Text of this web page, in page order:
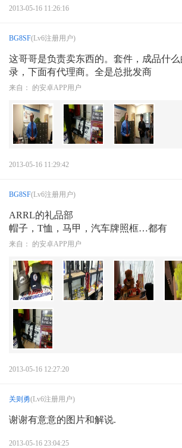
2013-05-16 11:26:16
BG8SF(Lv6注册用户)
这哥哥是负责卖东西的。套件，成品什么
录，下面有代理商。全是总批发商
来自： 的安卓APP用户
2013-05-16 11:29:42
BG8SF(Lv6注册用户)
ARRL的礼品部
帽子，T恤，马甲，汽车牌照框…都有
来自： 的安卓APP用户
2013-05-16 12:27:20
关则勇(Lv6注册用户)
谢谢有意意的图片和解说.
2013-05-16 23:04:25